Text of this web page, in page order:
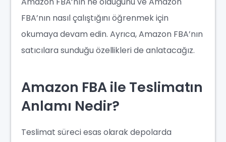
FBA’nın nasıl çalıştığını öğrenmek için
okumaya devam edin. Ayrıca, Amazon FBA’nın
satıcılara sunduğu özellikleri de anlatacağız.
Amazon FBA ile Teslimatın
Anlamı Nedir?
Teslimat süreci esas olarak depolarda